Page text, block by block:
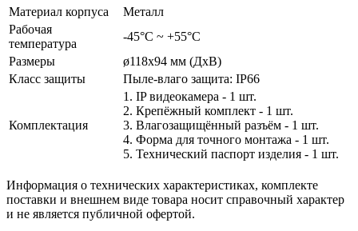
Материал корпуса
Металл
Рабочая
температура
-45°С ~ +55°С
Размеры
ø118x94 мм (ДхВ)
Класс защиты
Пыле-влаго защита: IP66
Комплектация
1. IP видеокамера - 1 шт.
2. Крепёжный комплект - 1 шт.
3. Влагозащищённый разъём - 1 шт.
4. Форма для точного монтажа - 1 шт.
5. Технический паспорт изделия - 1 шт.
Информация о технических характеристиках, комплекте
поставки и внешнем виде товара носит справочный характер
и не является публичной офертой.